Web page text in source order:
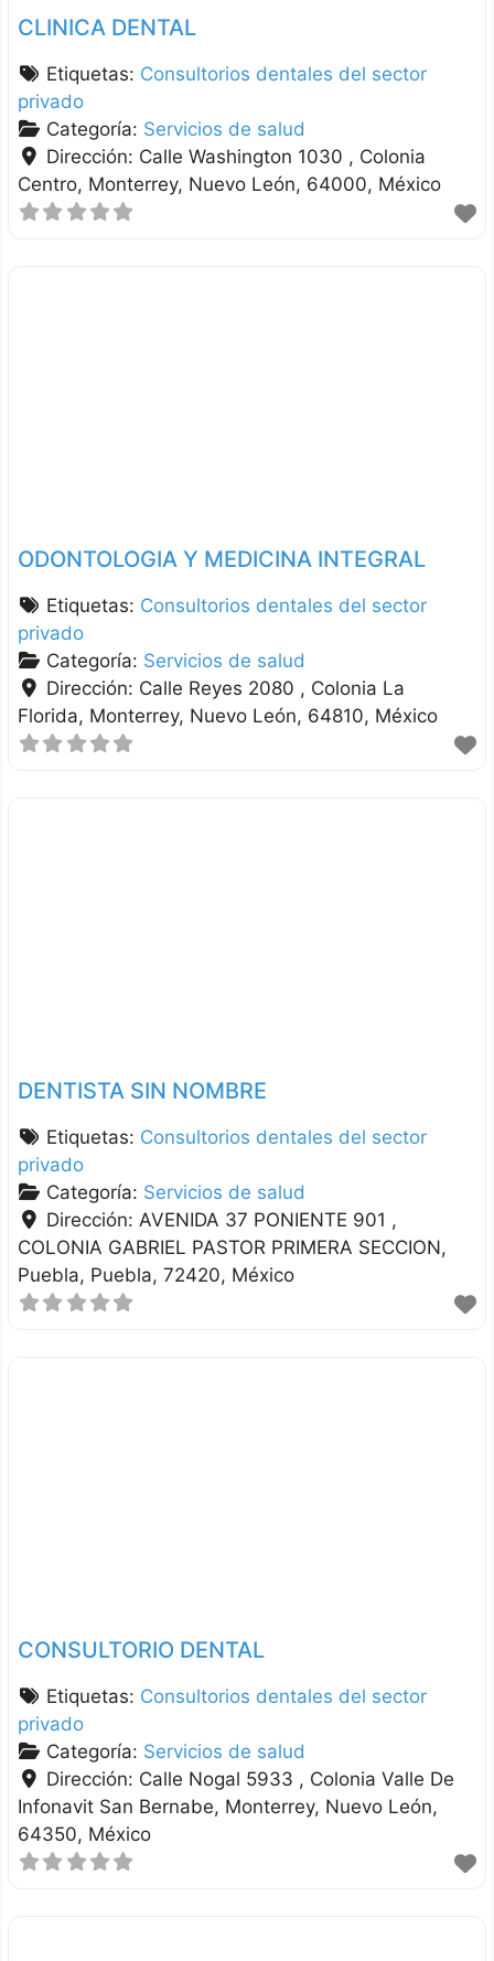
CLINICA DENTAL
Etiquetas: Consultorios dentales del sector
privado
Categoría: Servicios de salud
Dirección: Calle Washington 1030 , Colonia
Centro Monterrey Nuevo León 64000 México
ODONTOLOGIA Y MEDICINA INTEGRAL
Etiquetas: Consultorios dentales del sector
privado
Categoría: Servicios de salud
Dirección: Calle Reyes 2080 , Colonia La
Florida Monterrey Nuevo León 64810 México
DENTISTA SIN NOMBRE
Etiquetas: Consultorios dentales del sector
privado
Categoría: Servicios de salud
Dirección: AVENIDA 37 PONIENTE 901 ,
COLONIA GABRIEL PASTOR PRIMERA SECCION
Puebla Puebla 72420 México
CONSULTORIO DENTAL
Etiquetas: Consultorios dentales del sector
privado
Categoría: Servicios de salud
Dirección: Calle Nogal 5933 , Colonia Valle De
Infonavit San Bernabe Monterrey Nuevo León
64350 México